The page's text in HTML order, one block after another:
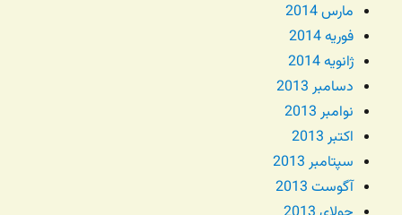
مارس 2014
فوریه 2014
ژانویه 2014
دسامبر 2013
نوامبر 2013
اکتبر 2013
سپتامبر 2013
آگوست 2013